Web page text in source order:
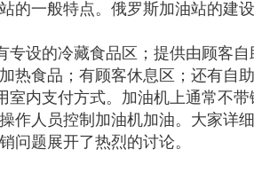
的一般特点。俄罗斯加油站的建
设的冷藏食品区；提供由顾客自
热食品；有顾客休息区；还有自助
内支付方式。加油机上通常不带
作人员控制加油机加油。大家详
问题展开了热烈的讨论。